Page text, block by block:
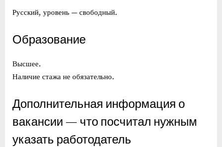
Русский, уровень — свободный.
Образование
Высшее.
Наличие стажа не обязательно.
Дополнительная информация о
вакансии — что посчитал нужным
указать работодатель